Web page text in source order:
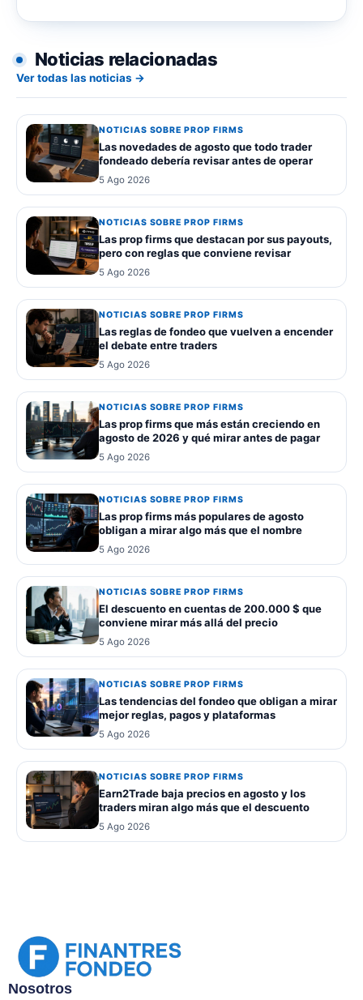
Noticias relacionadas
Ver todas las noticias →
NOTICIAS SOBRE PROP FIRMS
Las novedades de agosto que todo trader
fondeado debería revisar antes de operar
5 Ago 2026
NOTICIAS SOBRE PROP FIRMS
Las prop firms que destacan por sus payouts,
pero con reglas que conviene revisar
5 Ago 2026
NOTICIAS SOBRE PROP FIRMS
Las reglas de fondeo que vuelven a encender
el debate entre traders
5 Ago 2026
NOTICIAS SOBRE PROP FIRMS
Las prop firms que más están creciendo en
agosto de 2026 y qué mirar antes de pagar
5 Ago 2026
NOTICIAS SOBRE PROP FIRMS
Las prop firms más populares de agosto
obligan a mirar algo más que el nombre
5 Ago 2026
NOTICIAS SOBRE PROP FIRMS
El descuento en cuentas de 200.000 $ que
conviene mirar más allá del precio
5 Ago 2026
NOTICIAS SOBRE PROP FIRMS
Las tendencias del fondeo que obligan a mirar
mejor reglas, pagos y plataformas
5 Ago 2026
NOTICIAS SOBRE PROP FIRMS
Earn2Trade baja precios en agosto y los
traders miran algo más que el descuento
5 Ago 2026
Nosotros